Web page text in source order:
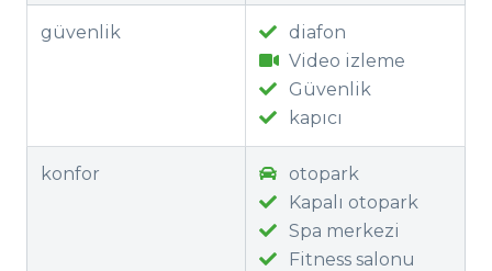
güvenlik
diafon
Video izleme
Güvenlik
kapıcı
konfor
otopark
Kapalı otopark
Spa merkezi
Fitness salonu